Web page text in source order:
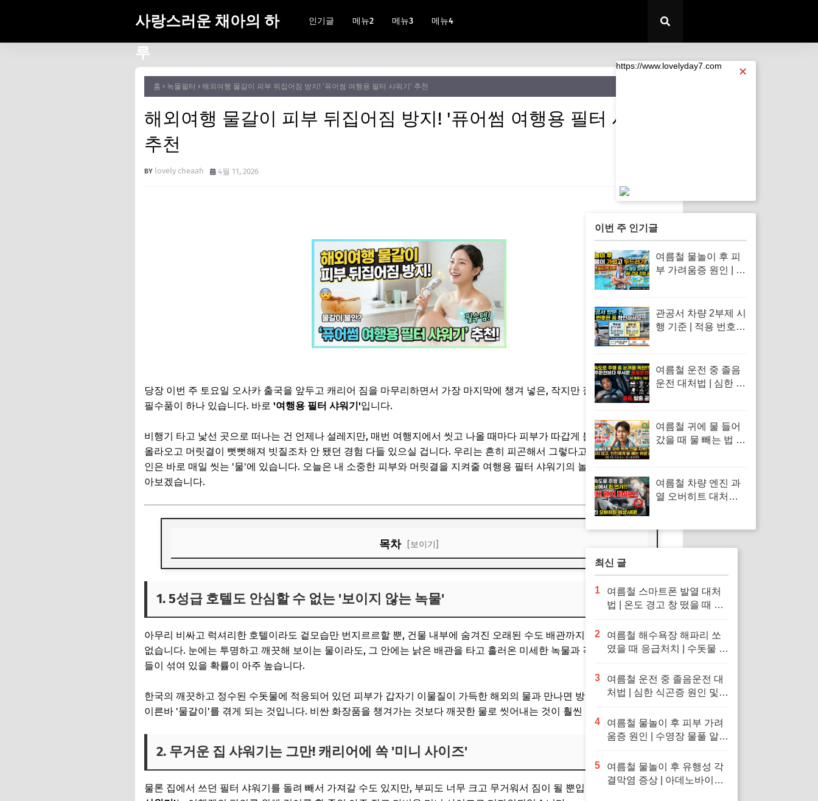
사랑스러운 채아의 하
루
인기글 메뉴2 메뉴3 메뉴4
홈 녹물필터 해외여행 물갈이 피부 뒤집어짐 방지! '퓨어썸 여행용 필터 샤워기' 추천
해외여행 물갈이 피부 뒤집어짐 방지! '퓨어썸 여행용 필터 샤워기'
추천
lovely cheaah 4월 11, 2026
당장 이번 주 토요일 오사카 출국을 앞두고 캐리어 짐을 마무리하면서 가장 마지막에 챙겨 넣은, 작지만 절대 없어서는 안 될
필수품이 하나 있습니다. 바로 '여행용 필터 샤워기'입니다.
비행기 타고 낯선 곳으로 떠나는 건 언제나 설레지만, 매번 여행지에서 씻고 나올 때마다 피부가 따갑게 붉어지거나 뾰루지가
올라오고 머릿결이 뻣뻣해져 빗질조차 안 됐던 경험 다들 있으실 겁니다. 우리는 흔히 피곤해서 그렇다고 넘기지만, 진짜 원
인은 바로 매일 씻는 '물'에 있습니다. 오늘은 내 소중한 피부와 머릿결을 지켜줄 여행용 필터 샤워기의 놀라운 효과에 대해 알
아보겠습니다.
목차 [보이기]
2. 무거운 집 샤워기는 그만! 캐리어에 쏙 '미니 사이즈'
1. 5성급 호텔도 안심할 수 없는 '보이지 않는 녹물'
아무리 비싸고 럭셔리한 호텔이라도 겉모습만 번지르르할 뿐, 건물 내부에 숨겨진 오래된 수도 배관까지 새것인 경우는 거의
없습니다. 눈에는 투명하고 깨끗해 보이는 물이라도, 그 안에는 낡은 배관을 타고 흘러온 미세한 녹물과 각종 중금속, 불순물
들이 섞여 있을 확률이 아주 높습니다.
한국의 깨끗하고 정수된 수돗물에 적응되어 있던 피부가 갑자기 이물질이 가득한 해외의 물과 만나면 방어벽이 무너지면서
이른바 '물갈이'를 겪게 되는 것입니다. 비싼 화장품을 챙겨가는 것보다 깨끗한 물로 씻어내는 것이 훨씬 중요합니다.
2. 무거운 집 샤워기는 그만! 캐리어에 쏙 '미니 사이즈'
물론 집에서 쓰던 필터 샤워기를 돌려 빼서 가져갈 수도 있지만, 부피도 너무 크고 무거워서 짐이 될 뿐입니다.'퓨어썸 여행용
✕
https://www.lovelyday7.com
이번 주 인기글
여름철 물놀이 후 피
부 가려움증 원인 | 수
응급처치 수칙
관공서 차량 2부제 시
행 기준 | 적용 번호판
면 혜택 총정리
여름철 운전 중 졸음
운전 대처법 | 심한 식
치 응급처치 수칙
여름철 귀에 물 들어
갔을 때 물 빼는 법 |
응급처치 수칙
여름철 차량 엔진 과
열 오버히트 대처법 |
최신 글
1
여름철 스마트폰 발열 대처
법 | 온도 경고 창 떴을 때 응
입 금지 이유
2
여름철 해수욕장 해파리 쏘
였을 때 응급처치 | 수돗물 세
닷물 세척 수칙
3
여름철 운전 중 졸음운전 대
처법 | 심한 식곤증 원인 및
퇴치 응급처치 수칙
4
여름철 물놀이 후 피부 가려
움증 원인 | 수영장 물풀 알레
급처치 수칙
5
여름철 물놀이 후 유행성 각
결막염 증상 | 아데노바이러